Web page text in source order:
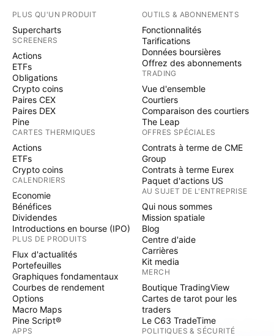
PLUS QU'UN PRODUIT
Supercharts
SCREENERS
Actions
ETFs
Obligations
Crypto coins
Paires CEX
Paires DEX
Pine
CARTES THERMIQUES
Actions
ETFs
Crypto coins
CALENDRIERS
Economie
Bénéfices
Dividendes
Introductions en bourse (IPO)
PLUS DE PRODUITS
Flux d'actualités
Portefeuilles
Graphiques fondamentaux
Courbes de rendement
Options
Macro Maps
Pine Script®
APPS
OUTILS & ABONNEMENTS
Fonctionnalités
Tarifications
Données boursières
Offrez des abonnements
TRADING
Vue d'ensemble
Courtiers
Comparaison des courtiers
The Leap
OFFRES SPÉCIALES
Contrats à terme de CME
Group
Contrats à terme Eurex
Paquet d'actions US
AU SUJET DE L'ENTREPRISE
Qui nous sommes
Mission spatiale
Blog
Centre d'aide
Carrières
Kit media
MERCH
Boutique TradingView
Cartes de tarot pour les
traders
Le C63 TradeTime
POLITIQUES & SÉCURITÉ